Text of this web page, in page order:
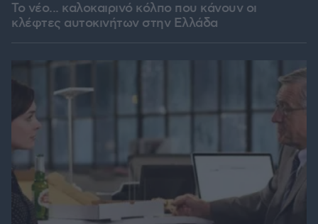
Το νέο... καλοκαιρινό κόλπο που κάνουν οι
κλέφτες αυτοκινήτων στην Ελλάδα